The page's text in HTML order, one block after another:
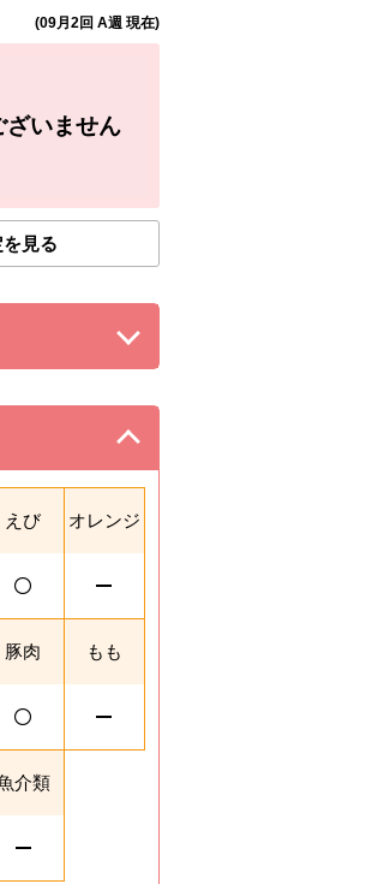
(09月2回 A週 現在)
ざいません
見る
えび オレンジ
豚肉 もも
介類